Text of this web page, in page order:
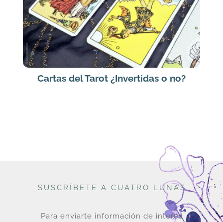
Cartas del Tarot ¿Invertidas o no?
SUSCRÍBETE A CUATRO LUNAS
Para enviarte información de interés